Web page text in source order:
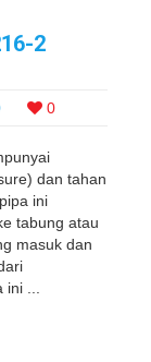
2
0
dan tahan
ini
tabung atau
masuk dan
...